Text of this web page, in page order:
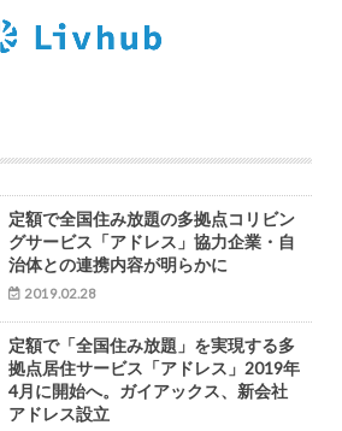
定額で全国住み放題の多拠点コリビン
グサービス「アドレス」協力企業・自
治体との連携内容が明らかに
2019.02.28
定額で「全国住み放題」を実現する多
拠点居住サービス「アドレス」2019年
4月に開始へ。ガイアックス、新会社
アドレス設立